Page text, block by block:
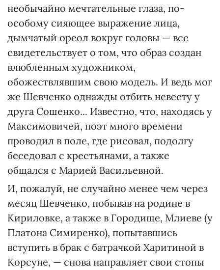
необычайно мечтательные глаза, по-
особому сияющее выражение лица,
дымчатый ореол вокруг головы — все
свидетельствует о том, что образ создан
влюбленным художником,
обожествлявшим свою модель. И ведь мог
же Шевченко однажды отбить невесту у
друга Сошенко... Известно, что, находясь у
Максимовичей, поэт много времени
проводил в поле, где рисовал, подолгу
беседовал с крестьянами, а также
общался с Марией Васильевной.
И, пожалуй, не случайно менее чем через
месяц Шевченко, побывав на родине в
Кириловке, а также в Городище, Млиеве (у
Платона Симиренко), попытавшись
вступить в брак с батрачкой Харитиной в
Корсуне, — снова направляет свои стопы